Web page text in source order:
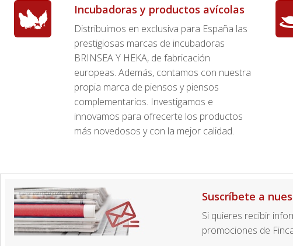
Incubadoras y productos avícolas
Distribuimos en exclusiva para España las
prestigiosas marcas de incubadoras
BRINSEA Y HEKA, de fabricación
europeas. Además, contamos con nuestra
propia marca de piensos y piensos
complementarios. Investigamos e
innovamos para ofrecerte los productos
más novedosos y con la mejor calidad.
Suscríbete a
Si quieres recibir
promociones de